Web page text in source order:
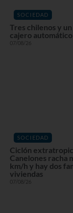
SOCIEDAD
Tres chilenos y
cajero
07/08/26
SOCIEDAD
Ciclón
Canelones racha
km/h y hay dos
viviendas
07/08/26